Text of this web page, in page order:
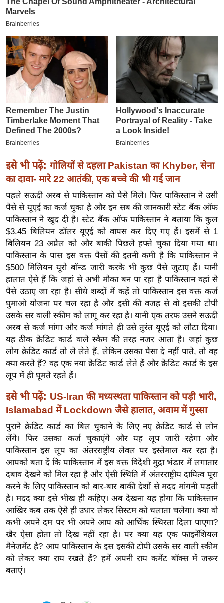
सा
ल
बे
मि
सा
ख्सि
य
त
ग
इं
डि
या
सा
हि
त्य
ज
ग
त
ऑ
टो
व
र्ल्ड
न्यू
ज
ब्री
फ
म
नो
रं
ज
न
ज
ग
त
बॉ
ली
वु
ड
हॉ
इसे भी पढ़ें: गोलियों से दहला Pakistan का Khyber, सेना
का दावा- मारे 22 आतंकी, एक बच्चे की भी गई जान
पहले सऊदी अरब से पाकिस्तान को पैसे मिले। फिर पाकिस्तान ने उसी
पैसे से यूएई का कर्ज चुका है और इन सब की जानकारी स्टेट बैंक ऑफ
पाकिस्तान ने खुद दी है। स्टेट बैंक ऑफ पाकिस्तान ने बताया कि कुल
$3.45 बिलियन डॉलर यूएई को वापस कर दिए गए हैं। इसमें से 1
बिलियन 23 अप्रैल को और बाकी पिछले हफ्ते चुका दिया गया था।
पाकिस्तान के पास इस वक्त पैसों की इतनी कमी है कि पाकिस्तान ने
$500 मिलियन यूरो बॉन्ड जारी करके भी कुछ पैसे जुटाए हैं। यानी
हालात ऐसे हैं कि जहां से अभी मौका बन पा रहा है पाकिस्तान वहां से
पैसे उठाए जा रहा है। सीधे शब्दों में कहें तो पाकिस्तान इस वक्त कर्ज
घुमाओ योजना पर चल रहा है और इसी की वजह से वो इसकी टोपी
उसके सर वाली स्कीम को लागू कर रहा है। यानी एक तरफ उसने सऊदी
अरब से कर्ज मांगा और कर्ज मांगते ही उसे तुरंत यूएई को लौटा दिया।
यह ठीक क्रेडिट कार्ड वाले स्कैम की तरह नजर आता है। जहां कुछ
लोग क्रेडिट कार्ड तो ले लेते हैं, लेकिन उसका पैसा दे नहीं पाते, तो वह
क्या करते हैं? वह एक नया क्रेडिट कार्ड लेते हैं और क्रेडिट कार्ड के इस
लूप में ही घूमते रहते हैं।
इसे भी पढ़ें: US-Iran की मध्यस्थता पाकिस्तान को पड़ी भारी,
Islamabad में Lockdown जैसे हालात, अवाम में गुस्सा
पुराने क्रेडिट कार्ड का बिल चुकाने के लिए नए क्रेडिट कार्ड से लोन
लेंगे। फिर उसका कर्ज चुकाएंगे और यह लूप जारी रहेगा और
पाकिस्तान इस लूप का अंतरराष्ट्रीय लेवल पर इस्तेमाल कर रहा है।
आपको बता दें कि पाकिस्तान में इस वक्त विदेशी मुद्रा भंडार में लगातार
दबाव देखने को मिल रहा है और ऐसी स्थिति में अंतरराष्ट्रीय दायित्व पूरा
करने के लिए पाकिस्तान को बार-बार बाकी देशों से मदद मांगनी पड़ती
है। मदद क्या इसे भीख ही कहिए। अब देखना यह होगा कि पाकिस्तान
आखिर कब तक ऐसे ही उधार लेकर सिस्टम को चलाता चलेगा। क्या वो
कभी अपने दम पर भी अपने आप को आर्थिक स्थिरता दिला पाएगा?
खैर ऐसा होता तो दिख नहीं रहा है। पर क्या यह एक फाइनेंशियल
मैनेजमेंट है? आप पाकिस्तान के इस इसकी टोपी उसके सर वाली स्कीम
को लेकर क्या राय रखते हैं? हमें अपनी राय कमेंट बॉक्स में जरूर
बताएं।